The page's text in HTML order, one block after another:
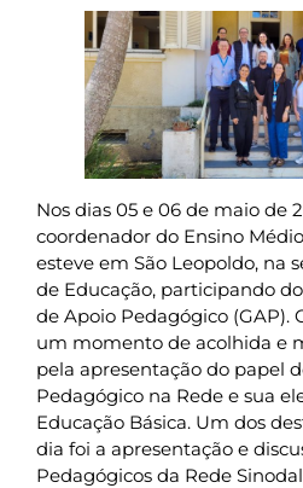
Nos dias 05 e 06 de maio de
coordenador do Ensino
esteve em São Leopoldo, na
de Educação, participando
de Apoio Pedagógico (GAP).
um momento de acolhida e
pela apresentação do papel
Pedagógico na Rede e sua
Educação Básica. Um dos
dia foi a apresentação e
Pedagógicos da Rede